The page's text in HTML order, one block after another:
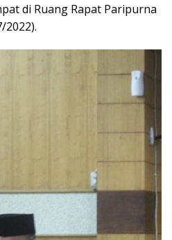
di Ruang Rapat Paripurna
2022).